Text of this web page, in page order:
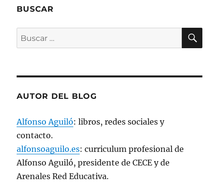
n
a
BUSCAR
Buscar
por:
AUTOR DEL BLOG
Alfonso Aguiló: libros, redes sociales y
contacto.
alfonsoaguilo.es: curriculum profesional de
Alfonso Aguiló, presidente de CECE y de
Arenales Red Educativa.